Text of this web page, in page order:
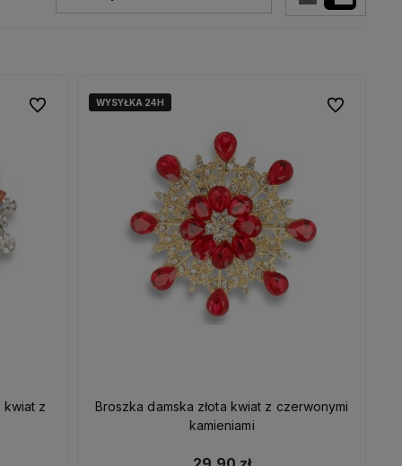
kwiat z
Do ulubionychWYSYŁKA 24H
WYSYŁKA 24H
Broszka damska złota kwiat z czerwonymi
kamieniami
Do ulubionych